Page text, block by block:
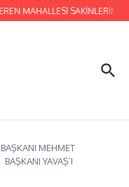
MAHALLESİ SAKİNLERİNİ
MEHMET
YAVAŞ’I